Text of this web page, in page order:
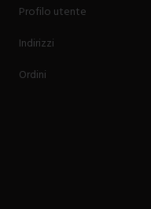
Profilo utente
Indirizzi
Ordini